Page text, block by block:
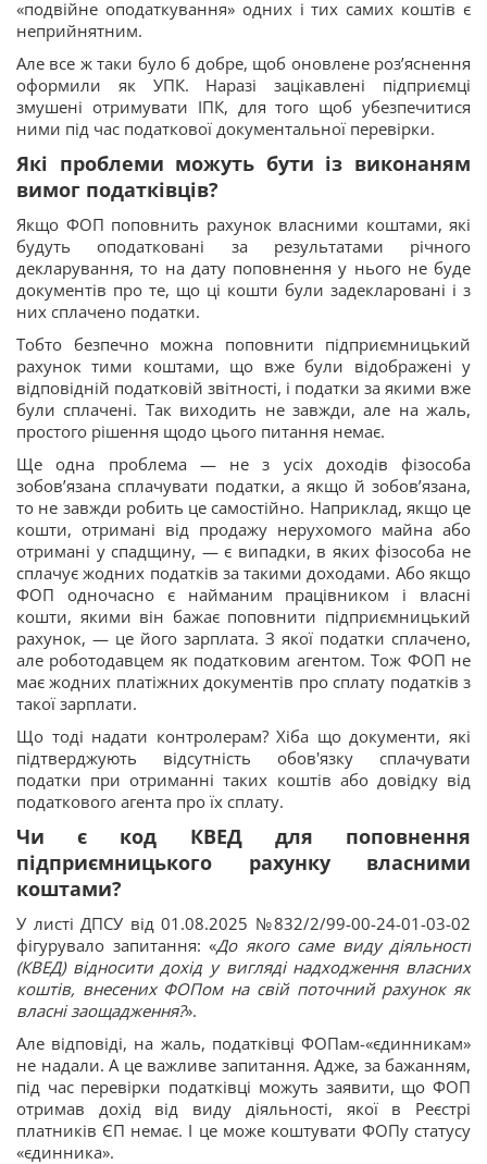
«подвійне оподаткування» одних і тих самих коштів є
неприйнятним.
Але все ж таки було б добре, щоб оновлене роз’яснення
оформили як УПК. Наразі зацікавлені підприємці
змушені отримувати ІПК, для того щоб убезпечитися
ними під час податкової документальної перевірки.
Які проблеми можуть бути із виконаням
вимог податківців?
Якщо ФОП поповнить рахунок власними коштами, які
будуть оподатковані за результатами річного
декларування, то на дату поповнення у нього не буде
документів про те, що ці кошти були задекларовані і з
них сплачено податки.
Тобто безпечно можна поповнити підприємницький
рахунок тими коштами, що вже були відображені у
відповідній податковій звітності, і податки за якими вже
були сплачені. Так виходить не завжди, але на жаль,
простого рішення щодо цього питання немає.
Ще одна проблема — не з усіх доходів фізособа
зобов’язана сплачувати податки, а якщо й зобов’язана,
то не завжди робить це самостійно. Наприклад, якщо це
кошти, отримані від продажу нерухомого майна або
отримані у спадщину, — є випадки, в яких фізособа не
сплачує жодних податків за такими доходами. Або якщо
ФОП одночасно є найманим працівником і власні
кошти, якими він бажає поповнити підприємницький
рахунок, — це його зарплата. З якої податки сплачено,
але роботодавцем як податковим агентом. Тож ФОП не
має жодних платіжних документів про сплату податків з
такої зарплати.
Що тоді надати контролерам? Хіба що документи, які
підтверджують відсутність обов'язку сплачувати
податки при отриманні таких коштів або довідку від
податкового агента про їх сплату.
Чи є код КВЕД для поповнення
підприємницького рахунку власними
коштами?
У листі ДПСУ від 01.08.2025 №832/2/99-00-24-01-03-02
фігурувало запитання: «До якого саме виду діяльності
(КВЕД) відносити дохід у вигляді надходження власних
коштів, внесених ФОПом на свій поточний рахунок як
власні заощадження?».
Але відповіді, на жаль, податківці ФОПам-«єдинникам»
не надали. А це важливе запитання. Адже, за бажанням,
під час перевірки податківці можуть заявити, що ФОП
отримав дохід від виду діяльності, якої в Реєстрі
платників ЄП немає. І це може коштувати ФОПу статусу
«єдинника».